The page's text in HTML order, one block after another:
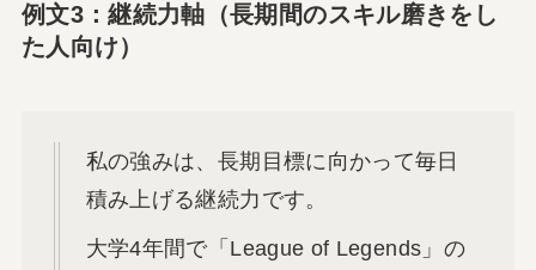
例文3：継続力軸（長期間のスキル磨きをし
た人向け）
私の強みは、長期目標に向かって毎日
積み上げる継続力です。
大学4年間で「League of Legends」の